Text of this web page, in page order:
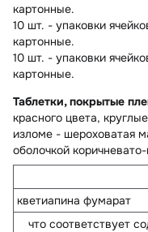
картонные.
10 шт. - упаковки
картонные.
10 шт. - упаковки
картонные.
Таблетки, покрытые
красного цвета,
изломе - шероховатая
оболочкой
кветиапина фумарат
что соответствует